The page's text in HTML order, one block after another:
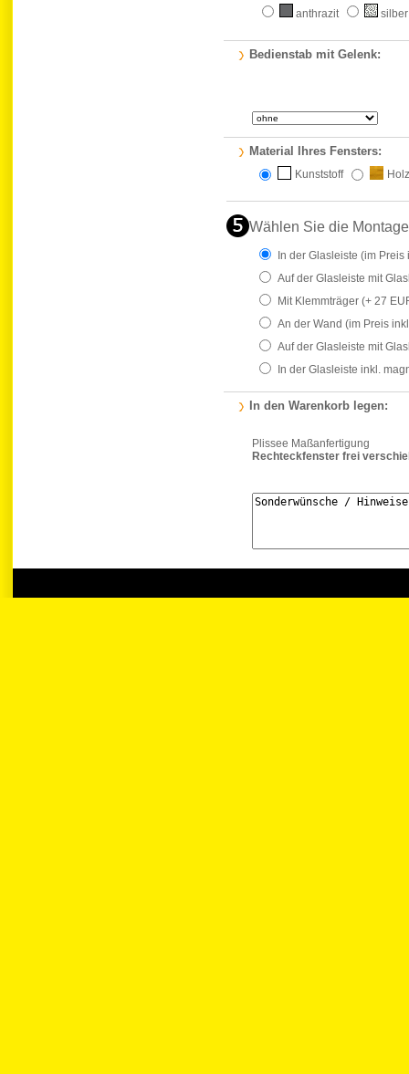
anthrazit
Bedienstab mit Gelenk:
Material Ihres Fensters:
Kunststoff Holz
Wählen Sie die
In der Glasleiste (im Preis
Auf der Glasleiste mit
Mit Klemmträger (+ 27
An der Wand (im Preis
Auf der Glasleiste mit
In der Glasleiste inkl.
In den Warenkorb legen:
Plissee Maßanfertigung
Rechteckfenster frei